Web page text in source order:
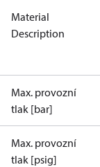
Material
Description
Max. provozní
tlak [bar]
Max. provozní
tlak [psig]